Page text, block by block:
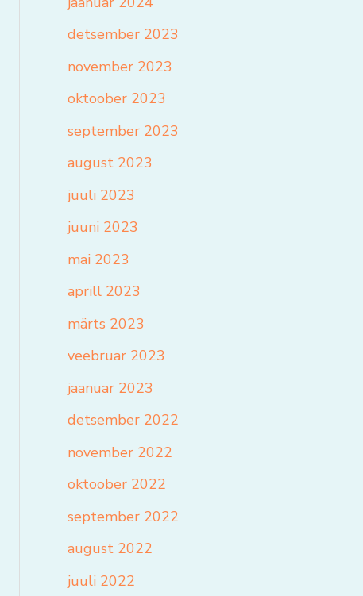
detsember 2023
november 2023
oktoober 2023
september 2023
august 2023
juuli 2023
juuni 2023
mai 2023
aprill 2023
märts 2023
veebruar 2023
jaanuar 2023
detsember 2022
november 2022
oktoober 2022
september 2022
august 2022
juuli 2022